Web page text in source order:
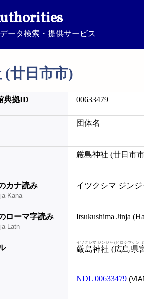
ータ検索・提供サービス
(廿日市市)
典拠ID 00633479
団体名
厳島神社 (廿日市
カナ読み
Kana
イツクシマ ジン
ローマ字読み
Latn
Itsukushima Jinja
厳島神社 (広島県
イツクシマ ジンジャ (ヒロシマケン
NDL|00633479